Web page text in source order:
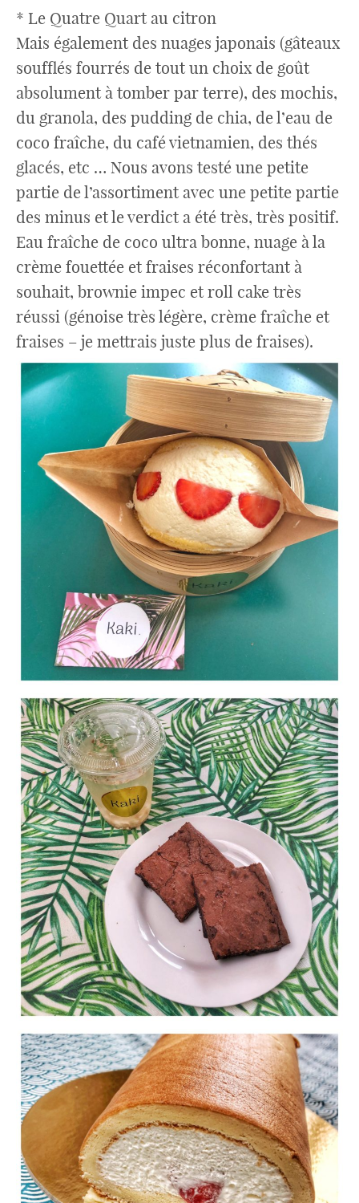
* Le Quatre Quart au citron
Mais également des nuages japonais (gâteaux
soufflés fourrés de tout un choix de goût
absolument à tomber par terre), des mochis,
du granola, des pudding de chia, de l’eau de
coco fraîche, du café vietnamien, des thés
glacés, etc … Nous avons testé une petite
partie de l’assortiment avec une petite partie
des minus et le verdict a été très, très positif.
Eau fraîche de coco ultra bonne, nuage à la
crème fouettée et fraises réconfortant à
souhait, brownie impec et roll cake très
réussi (génoise très légère, crème fraîche et
fraises – je mettrais juste plus de fraises).